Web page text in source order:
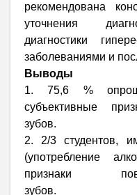
рекомендована
уточнения
диагностики
заболеваниями и
Выводы
1. 75,6 %
субъективные
зубов.
2. 2/3 студентов,
(употребление
признаки
зубов.